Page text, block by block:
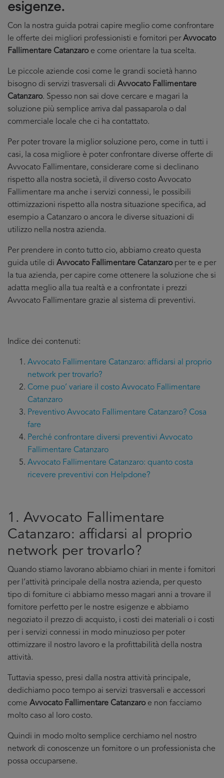
esigenze.
Con la nostra guida potrai capire meglio come confrontare
le offerte dei migliori professionisti e fornitori perAvvocato
Fallimentare Catanzaroe come orientare la tua scelta.
Le piccole aziende cosi come le grandi società hanno
bisogno di servizi trasversali di Avvocato Fallimentare
Catanzaro. Spesso non sai dove cercare e magari la
soluzione più semplice arriva dal passaparola o dal
commerciale locale che ci ha contattato.
Per poter trovare la miglior soluzione pero, come in tutti i
casi, la cosa migliore è poter confrontare diverse offerte di
Avvocato Fallimentare, considerare come si declinano
rispetto alla nostra società, il diverso costo Avvocato
Fallimentare ma anche i servizi connessi, le possibili
ottimizzazioni rispetto alla nostra situazione specifica, ad
esempio a Catanzaro o ancora le diverse situazioni di
utilizzo nella nostra azienda.
Per prendere in conto tutto cio, abbiamo creato questa
guida utile di Avvocato Fallimentare Catanzaroper te e per
la tua azienda, per capire come ottenere la soluzione che si
adatta meglio alla tua realtà e a confrontate i prezzi
Avvocato Fallimentare grazie al sistema di preventivi.
Indice dei contenuti:
Avvocato Fallimentare Catanzaro: affidarsi al proprio
network per trovarlo?
Come puo’ variare il costo Avvocato Fallimentare
Catanzaro
Preventivo Avvocato Fallimentare Catanzaro? Cosa
fare
Perché confrontare diversi preventivi Avvocato
Fallimentare Catanzaro
Avvocato Fallimentare Catanzaro: quanto costa
ricevere preventivi con Helpdone?
1. Avvocato Fallimentare
Catanzaro: affidarsi al proprio
network per trovarlo?
Quando stiamo lavorano abbiamo chiari in mente i fornitori
per l’attività principale della nostra azienda, per questo
tipo di forniture ci abbiamo messo magari anni a trovare il
fornitore perfetto per le nostre esigenze e abbiamo
negoziato il prezzo di acquisto, i costi dei materiali o i costi
per i servizi connessi in modo minuzioso per poter
ottimizzare il nostro lavoro e la profittabilità della nostra
attività.
Tuttavia spesso, presi dalla nostra attività principale,
dedichiamo poco tempo ai servizi trasversali e accessori
come Avvocato Fallimentare Catanzaroe non facciamo
molto caso al loro costo.
Quindi in modo molto semplice cerchiamo nel nostro
network di conoscenze un fornitore o un professionista che
possa occuparsene.